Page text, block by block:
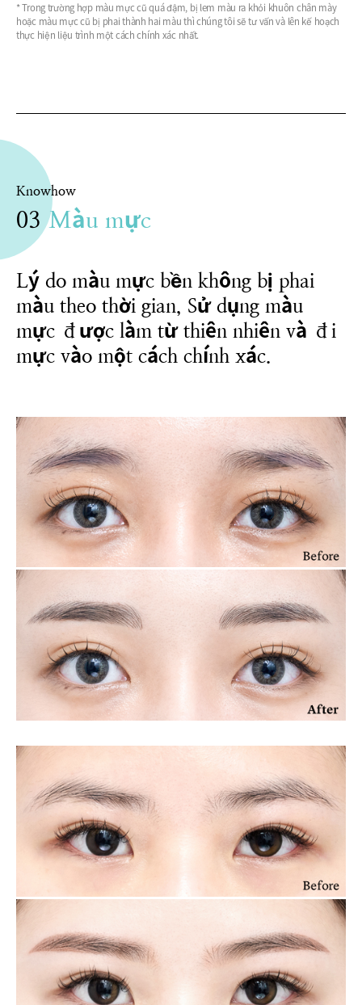
* Trong trường hợp màu mực cũ quá đậm, bị lem màu ra khỏi khuôn chân mày
hoặc màu mực cũ bị phai thành hai màu thì chúng tôi sẽ tư vấn và lên kế hoạch
thực hiện liệu trình một cách chính xác nhất.
Knowhow
03 Màu mực
Lý do màu mực bền không bị phai
màu theo thời gian, Sử dụng màu
mực được làm từ thiên nhiên và đi
mực vào một cách chính xác.